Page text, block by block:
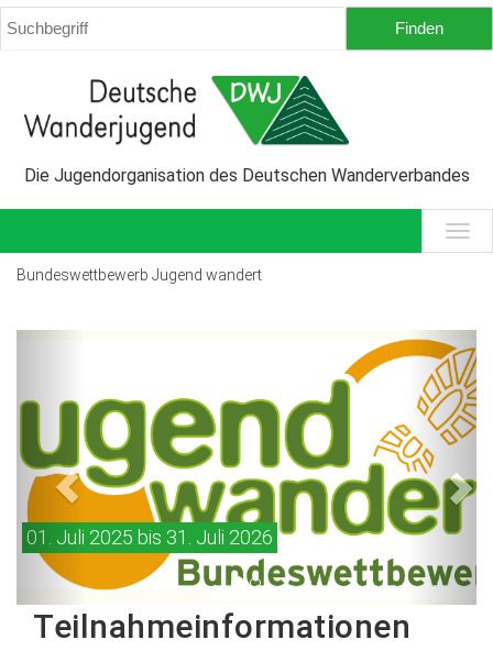
Die Jugendorganisation des Deutschen Wanderverbandes
Bundeswettbewerb Jugend wandert
01. Juli 2025 bis 31. Juli 2026
Next
Teilnahmeinformationen